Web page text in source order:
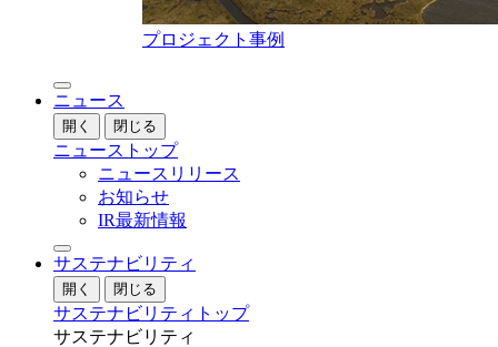
プロジェクト事例
ニュース
開く 閉じる
ニューストップ
ニュースリリース
お知らせ
IR最新情報
サステナビリティ
開く 閉じる
サステナビリティトップ
サステナビリティ